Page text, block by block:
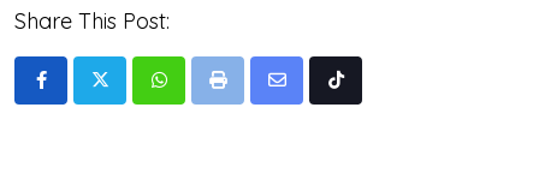
Share This Post:
WhatsappPrint
Share
Tiktok